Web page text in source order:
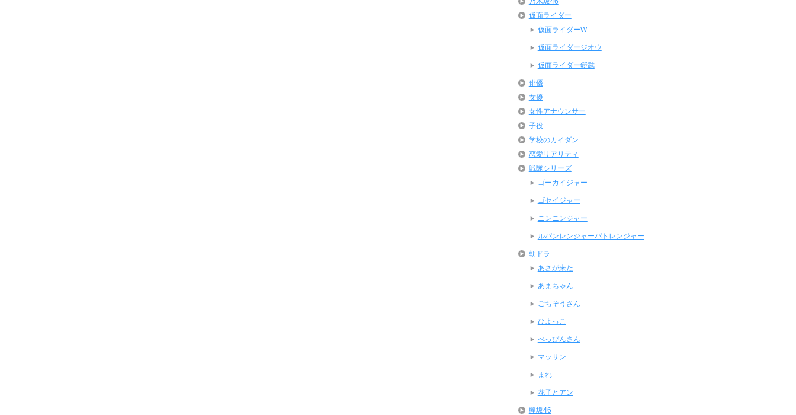
仮面ライダー
仮面ライダーW
仮面ライダージオウ
仮面ライダー鎧武
俳優
女優
女性アナウンサー
子役
学校のカイダン
恋愛リアリティ
戦隊シリーズ
ゴーカイジャー
ゴセイジャー
ニンニンジャー
ルパンレンジャーパトレンジャー
朝ドラ
あさが来た
あまちゃん
ごちそうさん
ひよっこ
べっぴんさん
マッサン
まれ
花子とアン
欅坂46